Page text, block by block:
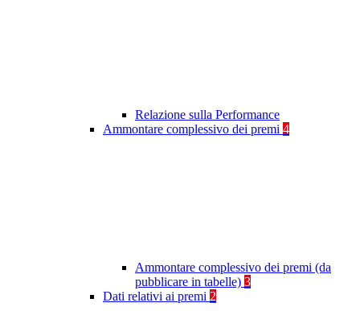
Relazione sulla Performance
Ammontare complessivo dei premi 4
Ammontare complessivo dei premi (da
pubblicare in tabelle) 3
Dati relativi ai premi 2